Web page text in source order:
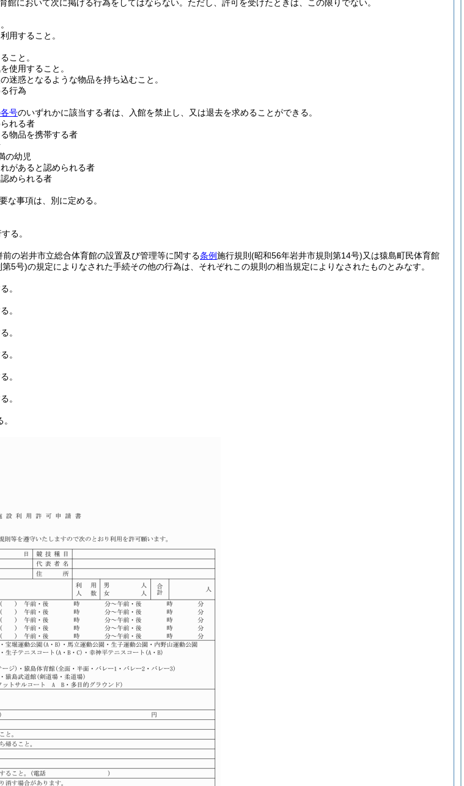
館において次に掲げる行為をしてはならない。 ただし、許可を受けたときは、この限りでない。
用すること。
こと。
使用すること。
迷惑となるような物品を持ち込むこと。
行為
号のいずれかに該当する者は、入館を禁止し、又は退去を求めることができる。
れる者
物品を携帯する者
の幼児
があると認められる者
められる者
な事項は、別に定める。
る。
の岩井市立総合体育館の設置及び管理等に関する条例施行規則 (昭和56年岩井市規則第14号)又は猿島町民体育館
第5号)の規定によりなされた手続その他の行為は、それぞれこの規則の相当規定によりなされたものとみなす。
。
。
。
。
。
。